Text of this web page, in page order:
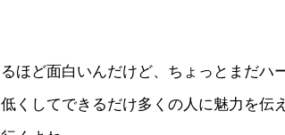
ほど面白いんだけど、ちょっとまだハ
くしてできるだけ多くの人に魅力を伝